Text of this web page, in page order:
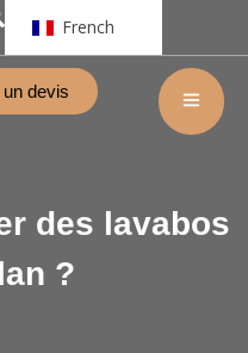
French
devis
des lavabos
?